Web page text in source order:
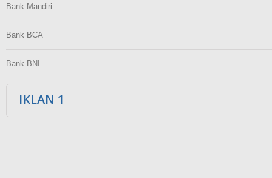
Bank Mandiri
Bank BCA
Bank BNI
IKLAN 1